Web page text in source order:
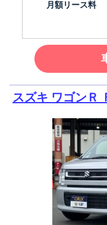
月額リース料
スズキ ワゴンＲ